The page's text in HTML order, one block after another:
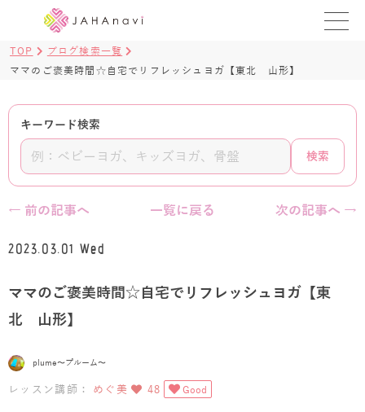
レッスンを探す
BLOG
ヨガ資格講座 ›
TOP
ブログ検索一覧
ママのご褒美時間☆自宅でリフレッシュヨガ【東北 山形】
キーワード検索
検索
← 前の記事へ 一覧に戻る 次の記事へ →
2023.03.01 Wed
ママのご褒美時間☆自宅でリフレッシュヨガ【東
北 山形】
plume〜プルーム〜
レッスン講師： めぐ美 48 Good